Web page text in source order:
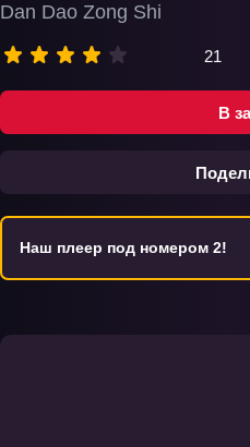
В
Dan Dao Zong Shi
21
Наш плеер под номером 2!